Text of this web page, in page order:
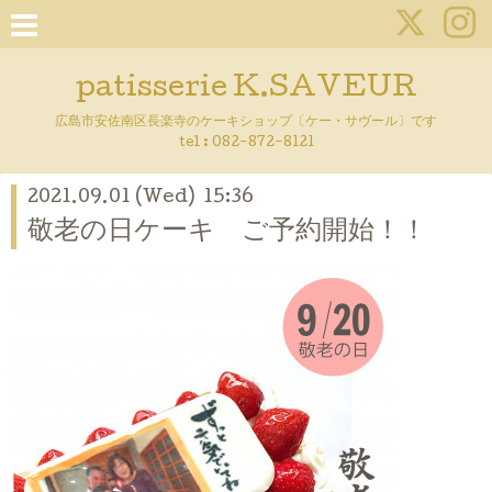
patisserie K.SAVEUR
広島市安佐南区長楽寺のケーキショップ〔ケー・サヴール〕です
tel : 082-872-8121
2021.09.01 (Wed) 15:36
敬老の日ケーキ ご予約開始！！